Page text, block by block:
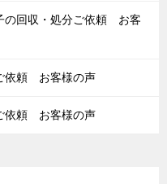
の回収・処分ご依頼 お客
依頼 お客様の声
依頼 お客様の声